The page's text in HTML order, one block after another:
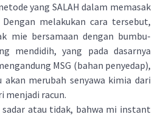
yang SALAH dalam memasak
melakukan cara tersebut,
mie bersamaan dengan bumbu-
mendidih, yang pada dasarnya
MSG (bahan penyedap),
merubah senyawa kimia dari
menjadi racun.
atau tidak, bahwa mi instant